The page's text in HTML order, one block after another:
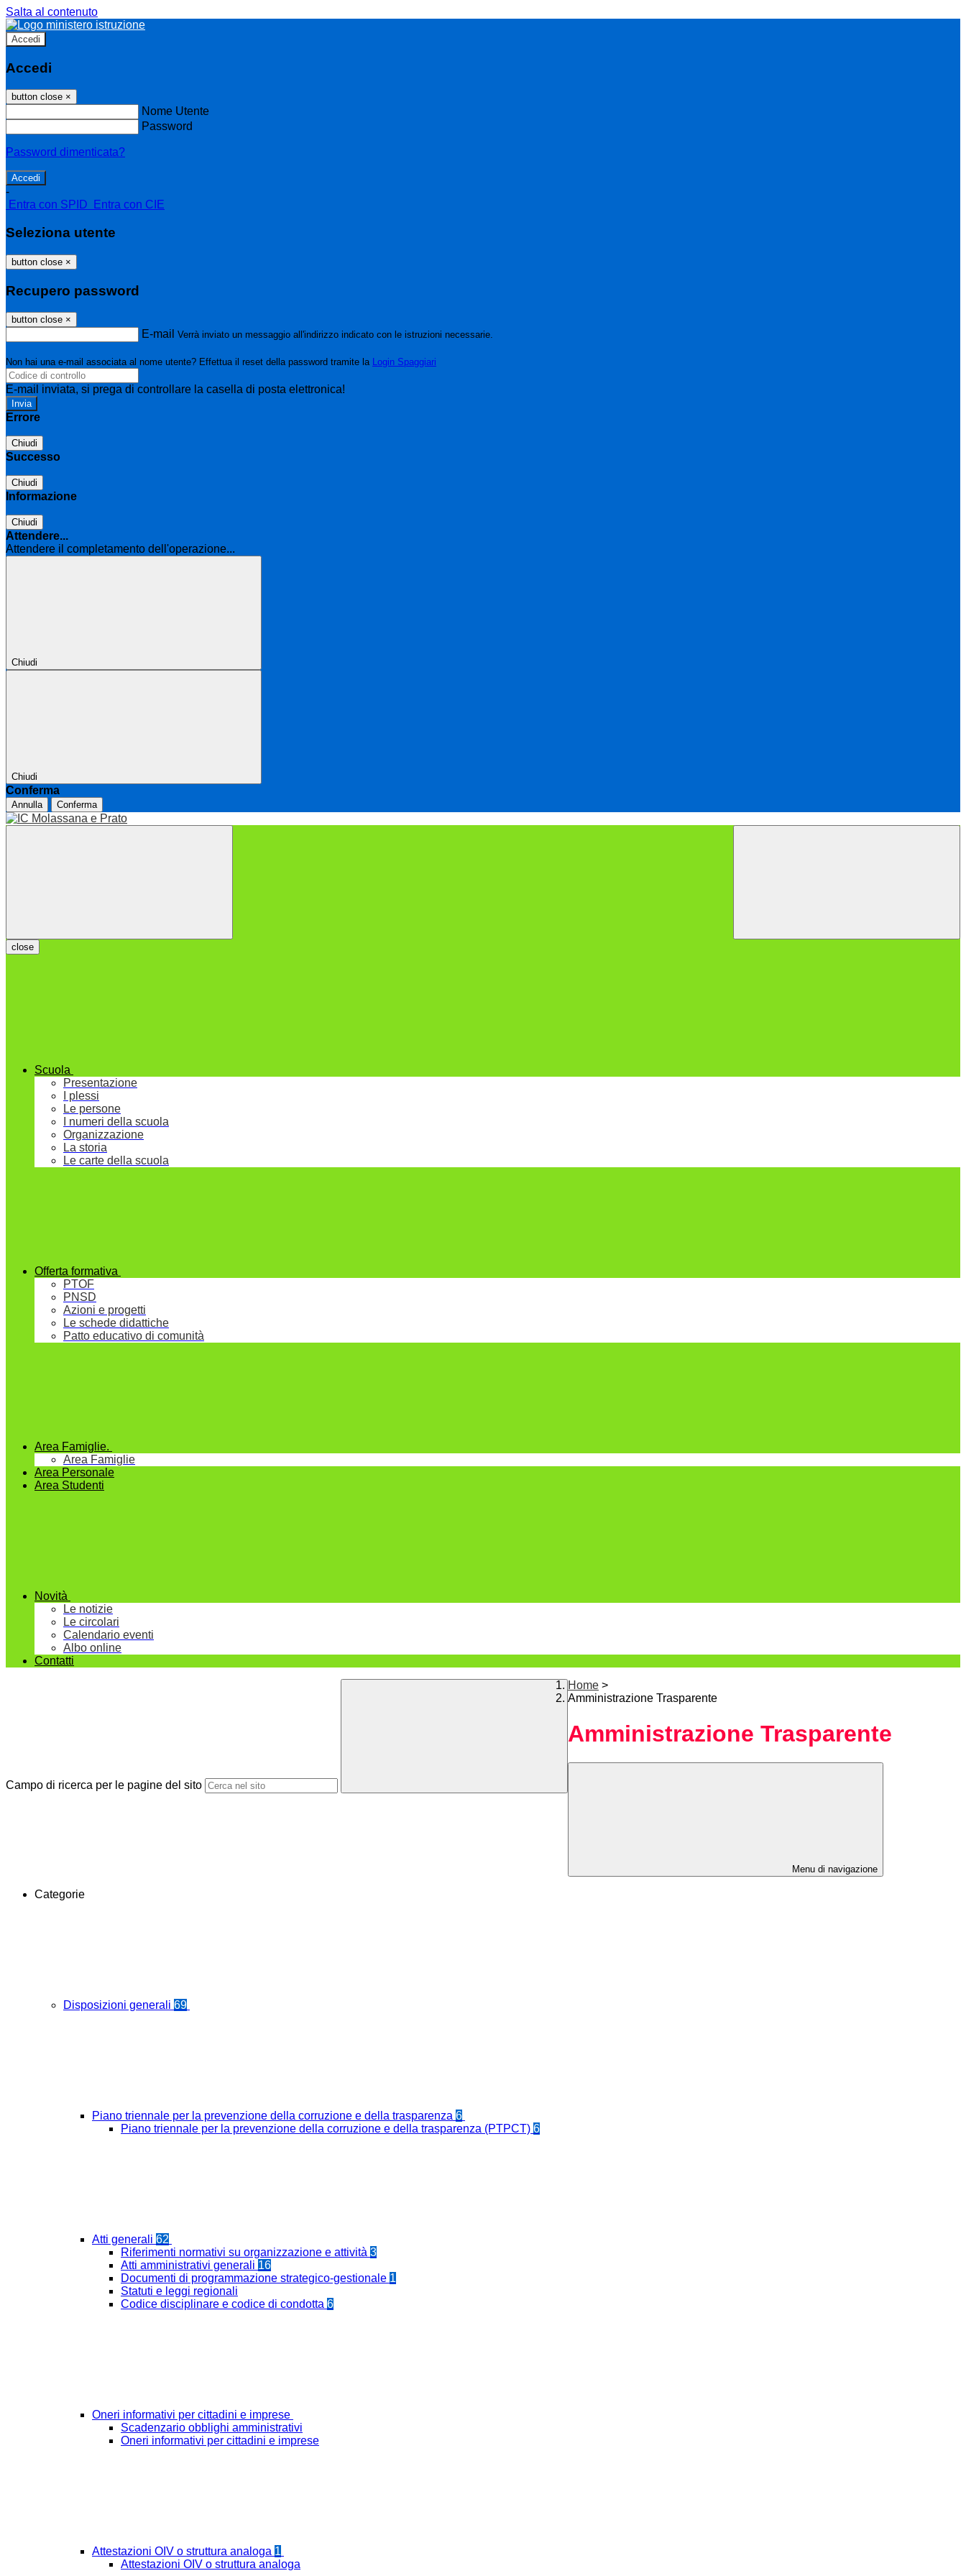
Salta al contenuto
Accedi
Accedi
button close ×
Nome Utente
Password
Password dimenticata?
-
Entra con SPID
Entra con CIE
Seleziona utente
button close ×
Recupero password
button close ×
E-mail Verrà inviato un messaggio all'indirizzo indicato con le istruzioni necessarie.
Non hai una e-mail associata al nome utente? Effettua il reset della password tramite la Login Spaggiari
E-mail inviata, si prega di controllare la casella di posta elettronica!
Errore
Chiudi
Successo
Chiudi
Informazione
Chiudi
Attendere...
Attendere il completamento dell'operazione...
Chiudi
Chiudi
Conferma
Annulla Conferma
close
Scuola
Presentazione
I plessi
Le persone
I numeri della scuola
Organizzazione
La storia
Le carte della scuola
Offerta formativa
PTOF
PNSD
Azioni e progetti
Le schede didattiche
Patto educativo di comunità
Area Famiglie.
Area Famiglie
Area Personale
Area Studenti
Novità
Le notizie
Le circolari
Calendario eventi
Albo online
Contatti
Campo di ricerca per le pagine del sito
Home >
Amministrazione Trasparente
Amministrazione Trasparente
Menu di navigazione
Categorie
Disposizioni generali 69
Piano triennale per la prevenzione della corruzione e della trasparenza 6
Piano triennale per la prevenzione della corruzione e della trasparenza (PTPCT) 6
Atti generali 62
Riferimenti normativi su organizzazione e attività 3
Atti amministrativi generali 16
Documenti di programmazione strategico-gestionale 1
Statuti e leggi regionali
Codice disciplinare e codice di condotta 6
Oneri informativi per cittadini e imprese
Scadenzario obblighi amministrativi
Oneri informativi per cittadini e imprese
Attestazioni OIV o struttura analoga 1
Attestazioni OIV o struttura analoga